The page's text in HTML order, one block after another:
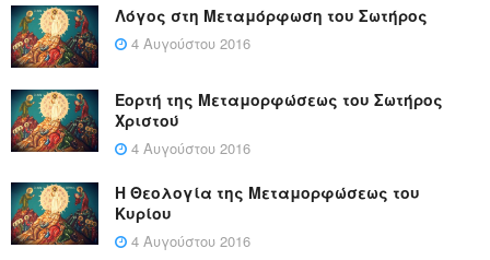
Λόγος στη Μεταμόρφωση του Σωτήρος
4 Αυγούστου 2016
Εορτή της Μεταμορφώσεως του Σωτήρος
Χριστού
4 Αυγούστου 2016
Η Θεολογία της Μεταμορφώσεως του
Κυρίου
4 Αυγούστου 2016